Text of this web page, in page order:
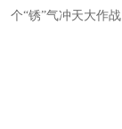
个“锈”气冲天大作